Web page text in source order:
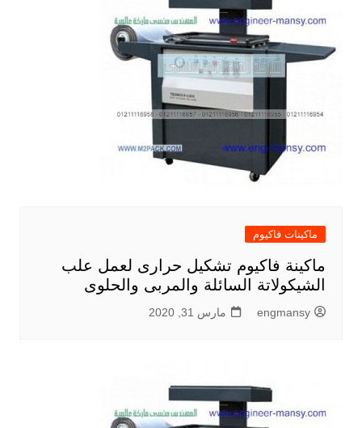
ماكينات فاكيوم
ماكينة فاكيوم تشكيل حرارى لعمل علب
الشيكولاتة السائلة والمربى والحلوى
engmansy مارس 31, 2020